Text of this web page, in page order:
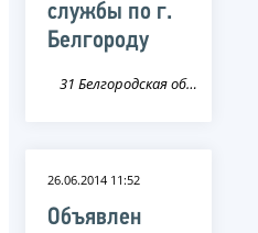
службы по г.
Белгороду
31 Белгородская область
26.06.2014 11:52
Объявлен